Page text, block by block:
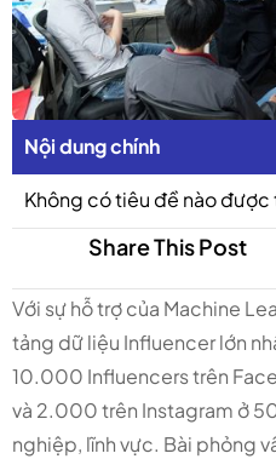
Nội dung chính
Không có tiêu đề nào được
Share This Post
Với sự hỗ trợ của Machine
tảng dữ liệu Influencer lớn
10.000 Influencers trên
và 2.000 trên Instagram ở
nghiệp, lĩnh vực. Bài phỏng